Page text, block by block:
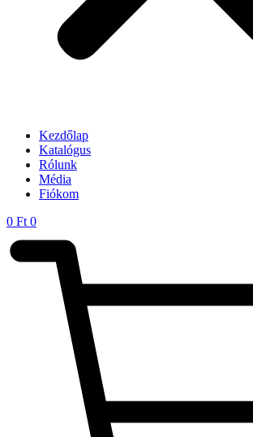
Kezdőlap
Katalógus
Rólunk
Média
Fiókom
0 Ft 0